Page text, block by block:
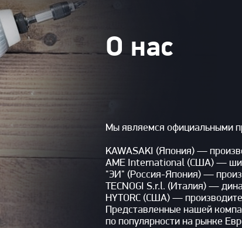
О нас
Мы являемся официальными
KAWASAKI (Япония) —
AME International (США) —
"ЭИ" (Россия-Япония) —
TECNOGI S.r.l. (Италия) —
HYTORC (США) —
Представленные нашей
по популярности на рынке